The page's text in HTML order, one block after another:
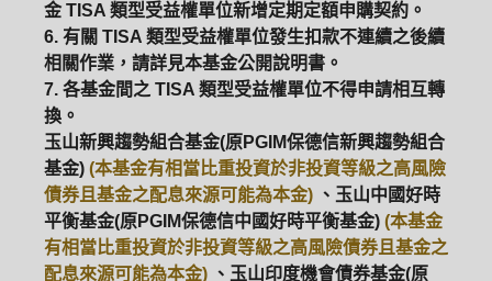
金 TISA 類型受益權單位新增定期定額申購契約。
6. 有關 TISA 類型受益權單位發生扣款不連續之後續
相關作業，請詳見本基金公開說明書。
7. 各基金間之 TISA 類型受益權單位不得申請相互轉
換。
玉山新興趨勢組合基金(原PGIM保德信新興趨勢組合
基金) (本基金有相當比重投資於非投資等級之高風險
債券且基金之配息來源可能為本金) 、玉山中國好時
平衡基金(原PGIM保德信中國好時平衡基金) (本基金
有相當比重投資於非投資等級之高風險債券且基金之
配息來源可能為本金) 、玉山印度機會債券基金(原